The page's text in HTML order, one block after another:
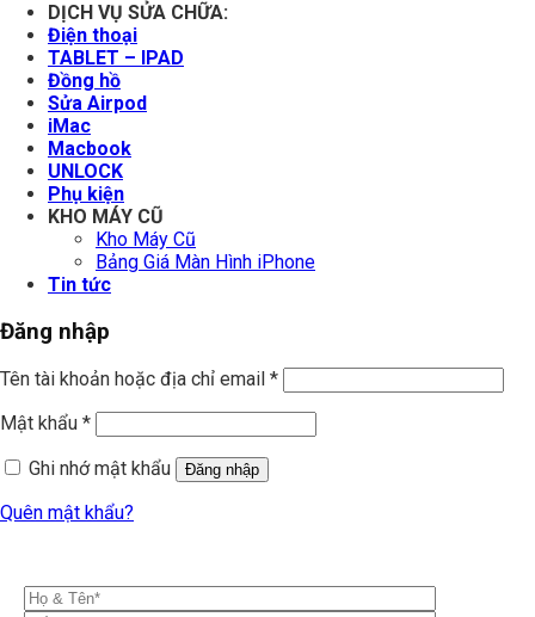
DỊCH VỤ SỬA CHỮA:
Điện thoại
TABLET – IPAD
Đồng hồ
Sửa Airpod
iMac
Macbook
UNLOCK
Phụ kiện
KHO MÁY CŨ
Kho Máy Cũ
Bảng Giá Màn Hình iPhone
Tin tức
Đăng nhập
Tên tài khoản hoặc địa chỉ email *
Mật khẩu *
Ghi nhớ mật khẩu
Đăng nhập
Quên mật khẩu?